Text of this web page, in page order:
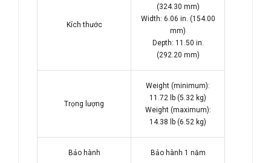
Kích thước
(324.30 mm)
Width: 6.06 in. (154.00
mm)
Depth: 11.50 in.
(292.20 mm)
Trọng lượng
Weight (minimum):
11.72 lb (5.32 kg)
Weight (maximum):
14.38 lb (6.52 kg)
Bảo hành Bảo hành 1 năm